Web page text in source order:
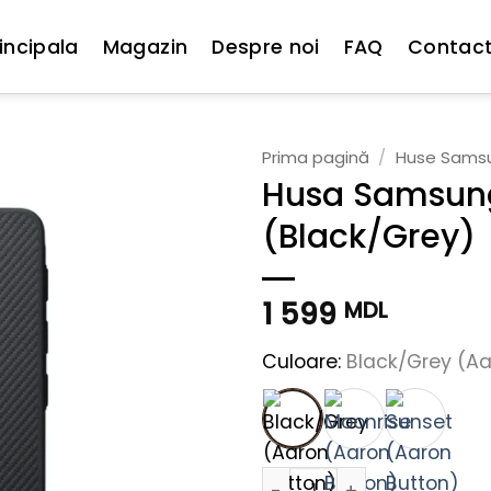
Magazin Despre noi FAQ
Prima pagină / Huse
Husa
(Black/Grey)
1 599 MDL
Culoare: Black/Grey
Cantitate Husa